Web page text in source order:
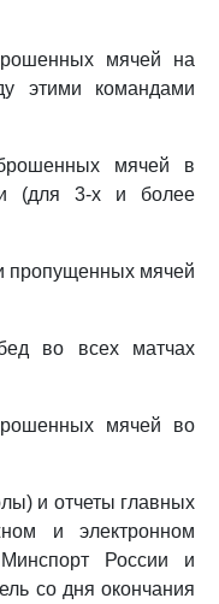
мячей на
этими командами
мячей в
(для 3-х и более
пропущенных мячей
во всех матчах
мячей во
и отчеты главных
и электронном
России и
со дня окончания